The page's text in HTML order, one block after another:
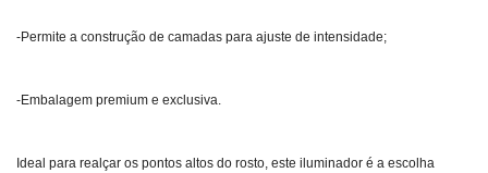
-Permite a construção de camadas para ajuste de intensidade;
-Embalagem premium e exclusiva.
Ideal para realçar os pontos altos do rosto, este iluminador é a escolha